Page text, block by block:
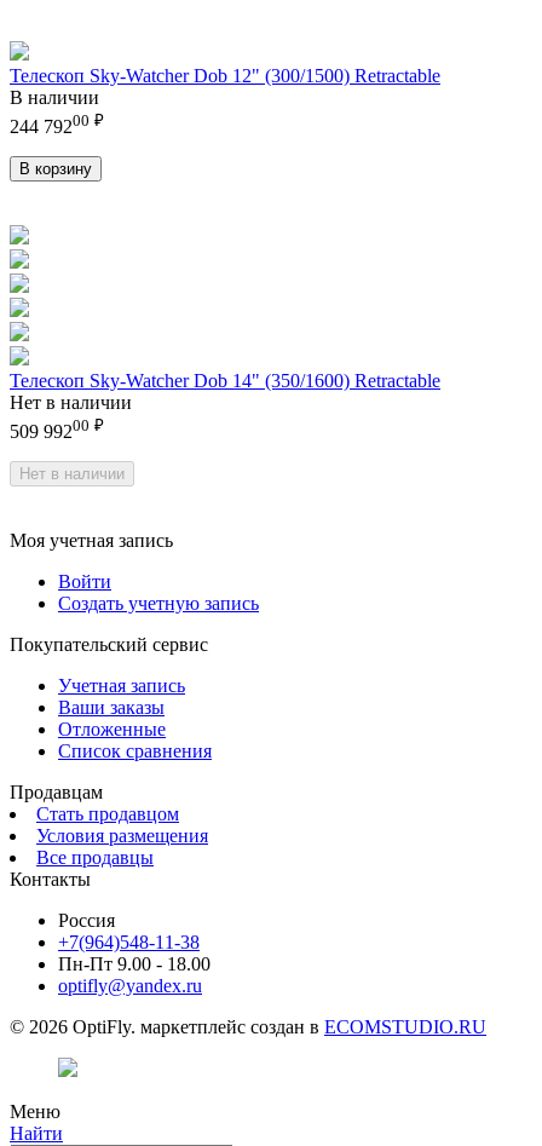
Телескоп Sky-Watcher Dob 12" (300/1500) Retractable
В наличии
244 79200 ₽
В корзину
Телескоп Sky-Watcher Dob 14" (350/1600) Retractable
Нет в наличии
509 99200 ₽
Нет в наличии
Моя учетная запись
Войти
Создать учетную запись
Покупательский сервис
Учетная запись
Ваши заказы
Отложенные
Список сравнения
Продавцам
Стать продавцом
Условия размещения
Все продавцы
Контакты
Россия
+7(964)548-11-38
Пн-Пт 9.00 - 18.00
optifly@yandex.ru
© 2026 OptiFly. маркетплейс создан в ECOMSTUDIO.RU
Меню
Найти